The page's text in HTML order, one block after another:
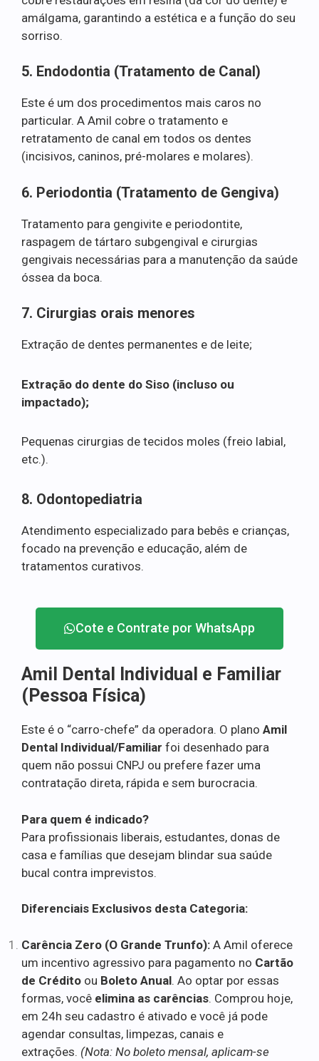
amálgama, garantindo a estética e a função do seu
sorriso.
5. Endodontia (Tratamento de Canal)
Este é um dos procedimentos mais caros no
particular. A Amil cobre o tratamento e
retratamento de canal em todos os dentes
(incisivos, caninos, pré-molares e molares).
6. Periodontia (Tratamento de Gengiva)
Tratamento para gengivite e periodontite,
raspagem de tártaro subgengival e cirurgias
gengivais necessárias para a manutenção da saúde
óssea da boca.
7. Cirurgias orais menores
Extração de dentes permanentes e de leite;
Extração do dente do Siso (incluso ou
impactado);
Pequenas cirurgias de tecidos moles (freio labial,
etc.).
8. Odontopediatria
Atendimento especializado para bebês e crianças,
focado na prevenção e educação, além de
tratamentos curativos.
Cote e Contrate por WhatsApp
Amil Dental Individual e Familiar
(Pessoa Física)
Este é o “carro-chefe” da operadora. O plano Amil
Dental Individual/Familiar foi desenhado para
quem não possui CNPJ ou prefere fazer uma
contratação direta, rápida e sem burocracia.
Para quem é indicado?
Para profissionais liberais, estudantes, donas de
casa e famílias que desejam blindar sua saúde
bucal contra imprevistos.
Diferenciais Exclusivos desta Categoria:
Carência Zero (O Grande Trunfo): A Amil oferece
um incentivo agressivo para pagamento no Cartão
de Crédito ou Boleto Anual. Ao optar por essas
formas, você elimina as carências. Comprou hoje,
em 24h seu cadastro é ativado e você já pode
agendar consultas, limpezas, canais e
extrações. (Nota: No boleto mensal, aplicam-se